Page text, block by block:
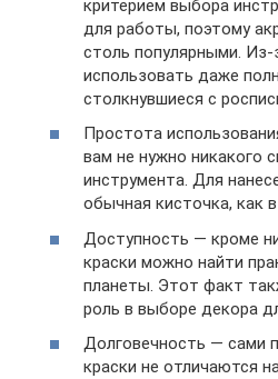
критерием выбора
для работы, поэтому
столь популярными. Из-
использовать даже
столкнувшиеся с
Простота
вам не нужно никакого
инструмента. Для
обычная кисточка, как
Доступность — кроме
краски можно найти
планеты. Этот факт
роль в выборе декора
Долговечность — сами
краски не отличаются